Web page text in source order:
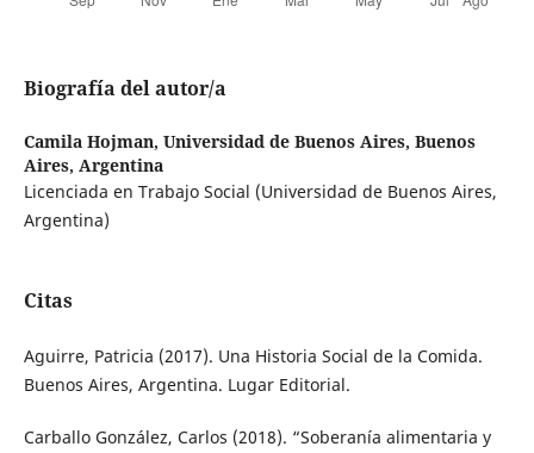
Biografía del autor/a
Camila Hojman, Universidad de Buenos Aires, Buenos
Aires, Argentina
Licenciada en Trabajo Social (Universidad de Buenos Aires,
Argentina)
Citas
Aguirre, Patricia (2017). Una Historia Social de la Comida.
Buenos Aires, Argentina. Lugar Editorial.
Carballo González, Carlos (2018). “Soberanía alimentaria y